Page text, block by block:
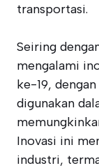
transportasi.
Seiring
mengalami
ke-19,
digunakan
Inovasi ini
industri,